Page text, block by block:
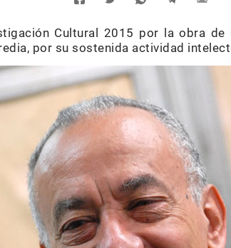
Cultural 2015 por la obra
por su sostenida actividad